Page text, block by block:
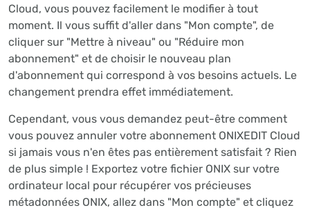
Cloud, vous pouvez facilement le modifier à tout
moment. Il vous suffit d'aller dans "Mon compte", de
cliquer sur "Mettre à niveau" ou "Réduire mon
abonnement" et de choisir le nouveau plan
d'abonnement qui correspond à vos besoins actuels. Le
changement prendra effet immédiatement.
Cependant, vous vous demandez peut-être comment
vous pouvez annuler votre abonnement ONIXEDIT Cloud
si jamais vous n'en êtes pas entièrement satisfait ? Rien
de plus simple ! Exportez votre fichier ONIX sur votre
ordinateur local pour récupérer vos précieuses
métadonnées ONIX, allez dans "Mon compte" et cliquez